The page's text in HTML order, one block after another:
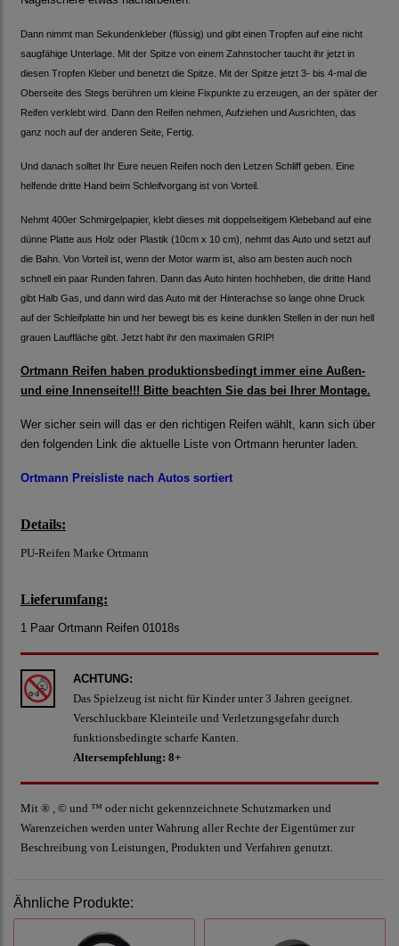
Dann nimmt man Sekundenkleber (flüssig) und gibt einen Tropfen auf eine nicht
saugfähige Unterlage. Mit der Spitze von einem Zahnstocher taucht ihr jetzt in
diesen Tropfen Kleber und benetzt die Spitze. Mit der Spitze jetzt 3- bis 4-mal die
Oberseite des Stegs berühren um kleine Fixpunkte zu erzeugen, an der später der
Reifen verklebt wird. Dann den Reifen nehmen, Aufziehen und Ausrichten, das
ganz noch auf der anderen Seite, Fertig.
Und danach solltet Ihr Eure neuen Reifen noch den Letzen Schliff geben. Eine
helfende dritte Hand beim Schleifvorgang ist von Vorteil.
Nehmt 400er Schmirgelpapier, klebt dieses mit doppelseitigem Klebeband auf eine
dünne Platte aus Holz oder Plastik (10cm x 10 cm), nehmt das Auto und setzt auf
die Bahn. Von Vorteil ist, wenn der Motor warm ist, also am besten auch noch
schnell ein paar Runden fahren. Dann das Auto hinten hochheben, die dritte Hand
gibt Halb Gas, und dann wird das Auto mit der Hinterachse so lange ohne Druck
auf der Schleifplatte hin und her bewegt bis es keine dunklen Stellen in der nun hell
grauen Lauffläche gibt. Jetzt habt ihr den maximalen GRIP!
Ortmann Reifen haben produktionsbedingt immer eine Außen-
und eine Innenseite!!! Bitte beachten Sie das bei Ihrer Montage.
Wer sicher sein will das er den richtigen Reifen wählt, kann sich über
den folgenden Link die aktuelle Liste von Ortmann herunter laden.
Ortmann Preisliste nach Autos sortiert
Details:
PU-Reifen Marke Ortmann
Lieferumfang:
1 Paar Ortmann Reifen 01018s
ACHTUNG:
Das Spielzeug ist nicht für Kinder unter 3 Jahren geeignet.
Verschluckbare Kleinteile und Verletzungsgefahr durch
funktionsbedingte scharfe Kanten.
Altersempfehlung: 8+
Mit ® , © und ™ oder nicht gekennzeichnete Schutzmarken und
Warenzeichen werden unter Wahrung aller Rechte der Eigentümer zur
Beschreibung von Leistungen, Produkten und Verfahren genutzt.
Ähnliche Produkte: